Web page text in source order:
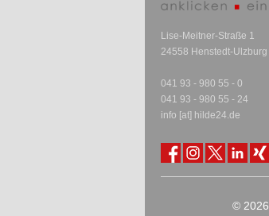
Lise-Meitner-Straße 1
24558 Henstedt-Ulzburg
041 93 - 980 55 - 0
041 93 - 980 55 - 24
info [at] hilde24.de
© 2026